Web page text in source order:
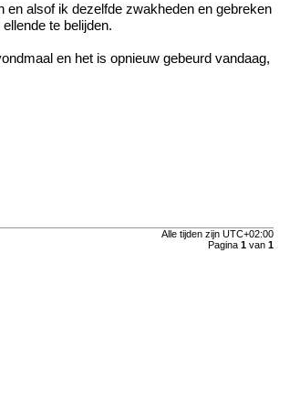
en alsof ik dezelfde zwakheden en gebreken
te belijden.
en het is opnieuw gebeurd vandaag,
Alle tijden zijn UTC+02:00
Pagina 1van 1